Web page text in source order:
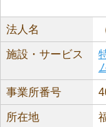
法人名
施設・サービス
事業所番号
所在地